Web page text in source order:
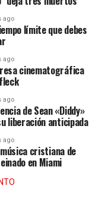
ago
límite que debes
ago
cinematográfica
ago
de Sean «Diddy»
liberación anticipada
ago
cristiana de
en Miami